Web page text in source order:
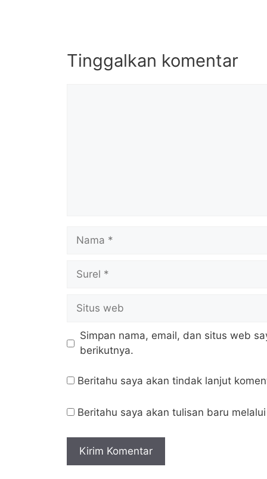
Tinggalkan komentar
Nama
Surel
Situs
web
Simpan nama, email, dan situs web
berikutnya.
Beritahu saya akan tindak lanjut
Beritahu saya akan tulisan baru